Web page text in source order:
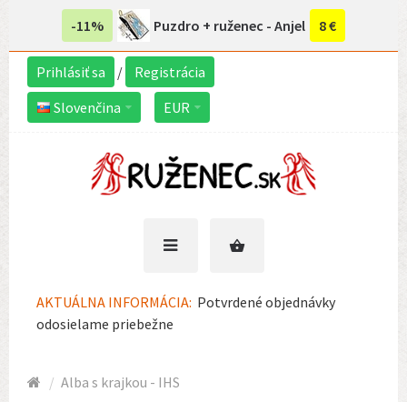
-11% Puzdro + ruženec - Anjel 8 €
Prihlásiť sa /
Registrácia
Slovenčina
EUR
AKTUÁLNA INFORMÁCIA: Potvrdené objednávky
odosielame priebežne
Alba s krajkou - IHS